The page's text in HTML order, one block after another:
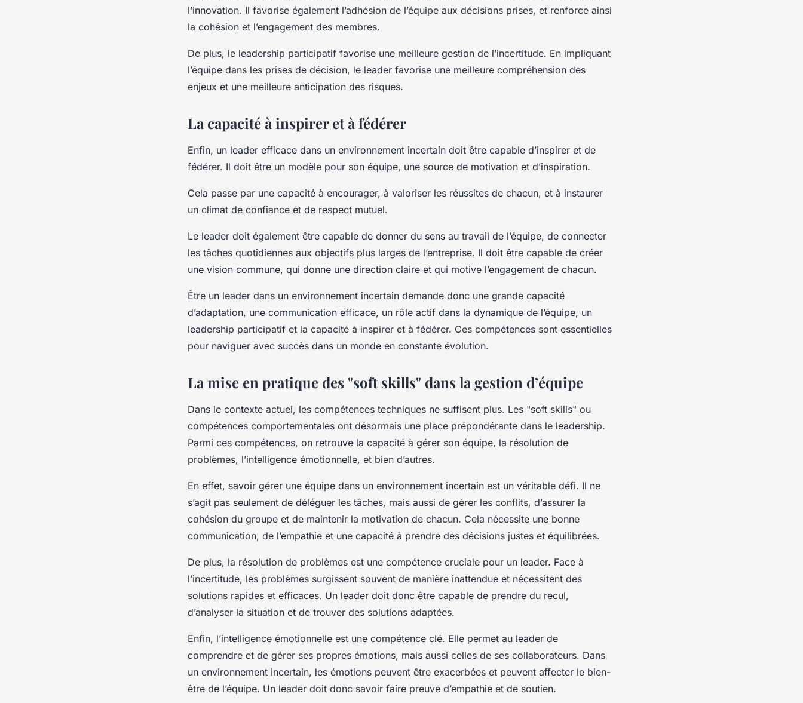
l’innovation. Il favorise également l’adhésion de l’équipe aux décisions prises, et renforce ainsi
la cohésion et l’engagement des membres.
De plus, le leadership participatif favorise une meilleure gestion de l’incertitude. En impliquant
l’équipe dans les prises de décision, le leader favorise une meilleure compréhension des
enjeux et une meilleure anticipation des risques.
La capacité à inspirer et à fédérer
Enfin, un leader efficace dans un environnement incertain doit être capable d’inspirer et de
fédérer. Il doit être un modèle pour son équipe, une source de motivation et d’inspiration.
Cela passe par une capacité à encourager, à valoriser les réussites de chacun, et à instaurer
un climat de confiance et de respect mutuel.
Le leader doit également être capable de donner du sens au travail de l’équipe, de connecter
les tâches quotidiennes aux objectifs plus larges de l’entreprise. Il doit être capable de créer
une vision commune, qui donne une direction claire et qui motive l’engagement de chacun.
Être un leader dans un environnement incertain demande donc une grande capacité
d’adaptation, une communication efficace, un rôle actif dans la dynamique de l’équipe, un
leadership participatif et la capacité à inspirer et à fédérer. Ces compétences sont essentielles
pour naviguer avec succès dans un monde en constante évolution.
La mise en pratique des "soft skills" dans la gestion d’équipe
Dans le contexte actuel, les compétences techniques ne suffisent plus. Les "soft skills" ou
compétences comportementales ont désormais une place prépondérante dans le leadership.
Parmi ces compétences, on retrouve la capacité à gérer son équipe, la résolution de
problèmes, l’intelligence émotionnelle, et bien d’autres.
En effet, savoir gérer une équipe dans un environnement incertain est un véritable défi. Il ne
s’agit pas seulement de déléguer les tâches, mais aussi de gérer les conflits, d’assurer la
cohésion du groupe et de maintenir la motivation de chacun. Cela nécessite une bonne
communication, de l’empathie et une capacité à prendre des décisions justes et équilibrées.
De plus, la résolution de problèmes est une compétence cruciale pour un leader. Face à
l’incertitude, les problèmes surgissent souvent de manière inattendue et nécessitent des
solutions rapides et efficaces. Un leader doit donc être capable de prendre du recul,
d’analyser la situation et de trouver des solutions adaptées.
Enfin, l’intelligence émotionnelle est une compétence clé. Elle permet au leader de
comprendre et de gérer ses propres émotions, mais aussi celles de ses collaborateurs. Dans
un environnement incertain, les émotions peuvent être exacerbées et peuvent affecter le bien-
être de l’équipe. Un leader doit donc savoir faire preuve d’empathie et de soutien.